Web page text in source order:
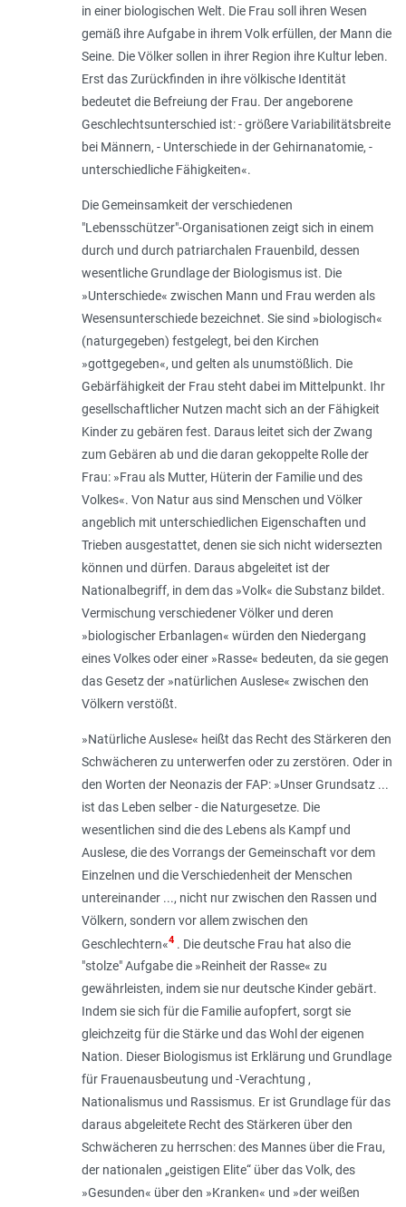
in einer biologischen Welt. Die Frau soll ihren Wesen
gemäß ihre Aufgabe in ihrem Volk erfüllen, der Mann die
Seine. Die Völker sollen in ihrer Region ihre Kultur leben.
Erst das Zurückfinden in ihre völkische Identität
bedeutet die Befreiung der Frau. Der angeborene
Geschlechtsunterschied ist: - größere Variabilitätsbreite
bei Männern, - Unterschiede in der Gehirnanatomie, -
unterschiedliche Fähigkeiten«.
Die Gemeinsamkeit der verschiedenen
"Lebensschützer"-Organisationen zeigt sich in einem
durch und durch patriarchalen Frauenbild, dessen
wesentliche Grundlage der Biologismus ist. Die
»Unterschiede« zwischen Mann und Frau werden als
Wesensunterschiede bezeichnet. Sie sind »biologisch«
(naturgegeben) festgelegt, bei den Kirchen
»gottgegeben«, und gelten als unumstößlich. Die
Gebärfähigkeit der Frau steht dabei im Mittelpunkt. Ihr
gesellschaftlicher Nutzen macht sich an der Fähigkeit
Kinder zu gebären fest. Daraus leitet sich der Zwang
zum Gebären ab und die daran gekoppelte Rolle der
Frau: »Frau als Mutter, Hüterin der Familie und des
Volkes«. Von Natur aus sind Menschen und Völker
angeblich mit unterschiedlichen Eigenschaften und
Trieben ausgestattet, denen sie sich nicht widersezten
können und dürfen. Daraus abgeleitet ist der
Nationalbegriff, in dem das »Volk« die Substanz bildet.
Vermischung verschiedener Völker und deren
»biologischer Erbanlagen« würden den Niedergang
eines Volkes oder einer »Rasse« bedeuten, da sie gegen
das Gesetz der »natürlichen Auslese« zwischen den
Völkern verstößt.
»Natürliche Auslese« heißt das Recht des Stärkeren den
Schwächeren zu unterwerfen oder zu zerstören. Oder in
den Worten der Neonazis der FAP: »Unser Grundsatz ...
ist das Leben selber - die Naturgesetze. Die
wesentlichen sind die des Lebens als Kampf und
Auslese, die des Vorrangs der Gemeinschaft vor dem
Einzelnen und die Verschiedenheit der Menschen
untereinander ..., nicht nur zwischen den Rassen und
Völkern, sondern vor allem zwischen den
Geschlechtern«4. Die deutsche Frau hat also die
"stolze" Aufgabe die »Reinheit der Rasse« zu
gewährleisten, indem sie nur deutsche Kinder gebärt.
Indem sie sich für die Familie aufopfert, sorgt sie
gleichzeitg für die Stärke und das Wohl der eigenen
Nation. Dieser Biologismus ist Erklärung und Grundlage
für Frauenausbeutung und -Verachtung ,
Nationalismus und Rassismus. Er ist Grundlage für das
daraus abgeleitete Recht des Stärkeren über den
Schwächeren zu herrschen: des Mannes über die Frau,
der nationalen „geistigen Elite“ über das Volk, des
»Gesunden« über den »Kranken« und »der weißen